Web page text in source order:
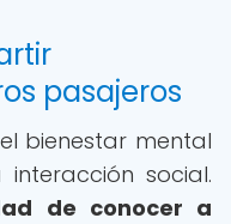
pasajeros
bienestar mental
social.
de conocer a